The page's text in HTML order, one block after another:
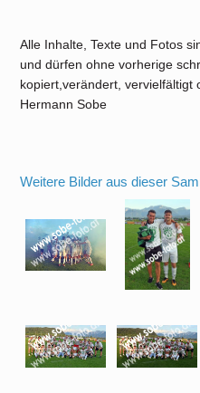
Alle Inhalte, Texte und Fotos
und dürfen ohne vorherige
kopiert,verändert, vervielfältigt
Hermann Sobe
Weitere Bilder aus dieser